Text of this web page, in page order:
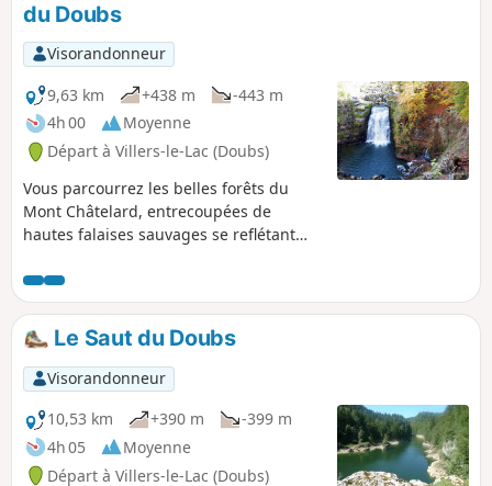
cette journée, environ 3 km de route.
du Doubs
Visorandonneur
9,63 km
+438 m
-443 m
4h 00
Moyenne
Départ à Villers-le-Lac (Doubs)
Vous parcourrez les belles forêts du
Mont Châtelard, entrecoupées de
hautes falaises sauvages se reflétant
artificiel crée par le barrage du
Châtelot. Puis, descendant au creux de
gorges, vous longerez ses rives
escarpées, vous laissant guider par le
murmure de la chute vers
l'incontournable Saut du Doubs.
Le Saut du Doubs
Visorandonneur
10,53 km
+390 m
-399 m
4h 05
Moyenne
Départ à Villers-le-Lac (Doubs)